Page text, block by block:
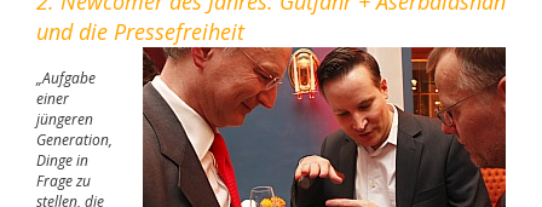
und die Pressefreiheit
„Aufgabe
einer
jüngeren
Generation,
Dinge in
Frage zu
stellen, die